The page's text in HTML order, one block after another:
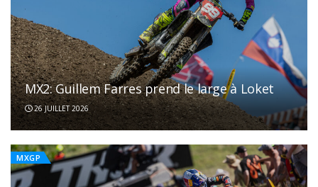
MX2: Guillem Farres prend le large à Loket
26 JUILLET 2026
MXGP